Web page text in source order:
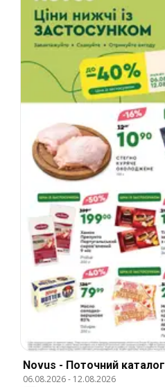
Novus - Поточний каталог
06.08.2026- 12.08.2026